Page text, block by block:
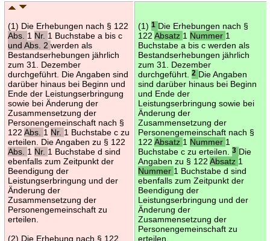
(1) Die Erhebungen nach § 122
Abs. 1 Nr. 1 Buchstabe a bis c
und Abs. 2 werden als
Bestandserhebungen jährlich
zum 31. Dezember
durchgeführt. Die Angaben sind
darüber hinaus bei Beginn und
Ende der Leistungserbringung
sowie bei Änderung der
Zusammensetzung der
Personengemeinschaft nach §
122 Abs. 1 Nr. 1 Buchstabe c zu
erteilen. Die Angaben zu § 122
Abs. 1 Nr. 1 Buchstabe d sind
ebenfalls zum Zeitpunkt der
Beendigung der
Leistungserbringung und der
Änderung der
Zusammensetzung der
Personengemeinschaft zu
erteilen.
(2) Die Erhebung nach § 122
(1) 1 Die Erhebungen nach §
122 Absatz 1 Nummer 1
Buchstabe a bis c werden als
Bestandserhebungen jährlich
zum 31. Dezember
durchgeführt.
2 Die Angaben
sind darüber hinaus bei Beginn
und Ende der
Leistungserbringung sowie bei
Änderung der
Zusammensetzung der
Personengemeinschaft nach §
122 Absatz 1 Nummer 1
Buchstabe c zu erteilen.
3 Die
Angaben zu § 122 Absatz 1
Nummer 1 Buchstabe d sind
ebenfalls zum Zeitpunkt der
Beendigung der
Leistungserbringung und der
Änderung der
Zusammensetzung der
Personengemeinschaft zu
erteilen.